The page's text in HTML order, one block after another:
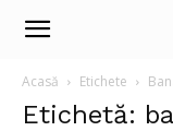
Acasă Etichete
Etichetă: